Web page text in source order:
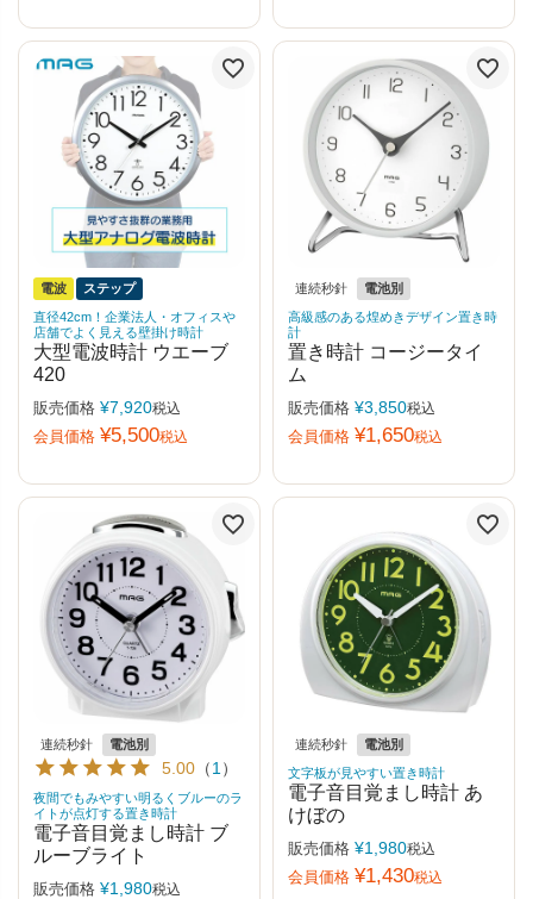
電波
ステップ
直径42cm！企業法人・オフィスや
店舗でよく見える壁掛け時計
大型電波時計 ウエーブ
420
販売価格 ¥7,920税込
会員価格 ¥5,500税込
連続秒針
電池別
高級感のある煌めきデザイン置き時
計
置き時計 コージータイ
ム
販売価格 ¥3,850税込
会員価格 ¥1,650税込
連続秒針 電池別
5.00 （1 ）
夜間でもみやすい明るくブルーのラ
イトが点灯する置き時計
電子音目覚まし時計 ブ
ルーブライト
販売価格 ¥1,980税込
連続秒針
電池別
文字板が見やすい置き時計
電子音目覚まし時計 あ
けぼの
販売価格 ¥1,980税込
会員価格 ¥1,430税込